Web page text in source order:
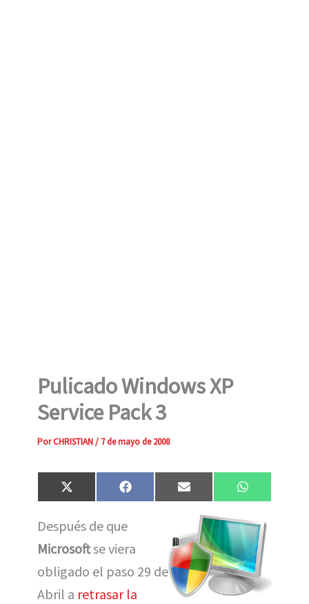
Pulicado Windows XP
Service Pack 3
PorCHRISTIAN/ 7 de mayo de 2008
Compartir
en
X
(
w
t
t
e
r
)
Compartir
en
F
a
o
o
k
Compartir
en
E
m
l
Compartir
en
W
h
t
s
A
p
p
Después de que
Microsoftse viera
obligado el paso 29 de
Abril a retrasar la